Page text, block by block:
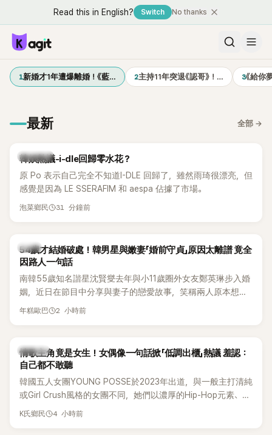
Read this in English? Switch No thanks
1新婚才1年遭爆離婚！《藍… 2主持11年突退《認哥》！… 3《給你
最新 全部 →
熱議討論
韓娛熱議-i-dle回歸零水花？
原 Po 表示自己完全不知道I-DLE 回歸了，雖然雨琦很漂亮，但
感覺是因為 LE SSERAFIM 和 aespa 佔據了市場。
泡菜鄉民 31 分鐘前
韓星
54歲才結婚破處！韓男星與嫩妻「婚前守貞」原因太離譜 竟全
因路人一句話
南韓55歲知名諧星沈賢燮去年與小11歲圈外女友鄭英琳步入婚
姻，近日在節目中分享與妻子的戀愛故事，笑稱兩人原本想享
受兩人世界，沒想到站在飯店門口時竟被路人認出，還一路替
年糕歐巴 2 小時前
K-POP
情歌主角竟是女生！女偶像一句話掀「低調出櫃」熱議 羞認：
自己都不敢聽
韓國五人女團YOUNG POSSE於2023年出道，與一般主打清純
或Girl Crush風格的女團不同，她們以濃厚的Hip-Hop元素、自
創Rap及成員親自參與創作為特色，MV也融入美式街頭、塗
K氏鄉民 4 小時前